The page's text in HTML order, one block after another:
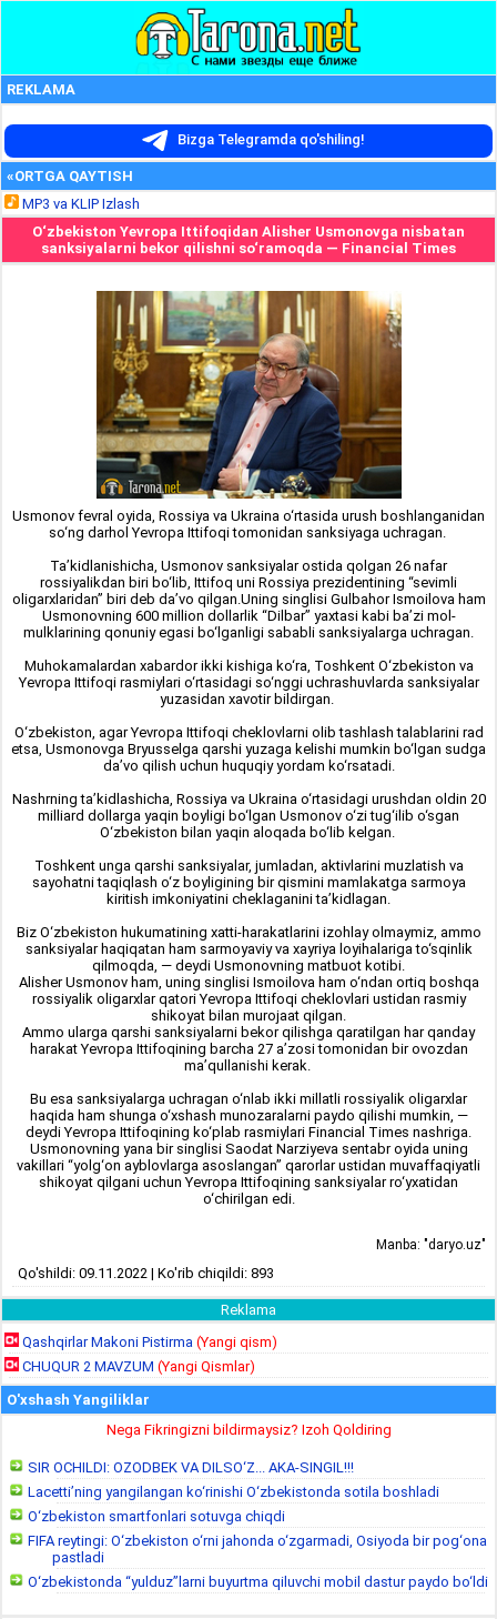
REKLAMA
Bizga Telegramda qo'shiling!
«ORTGA QAYTISH
MP3 va KLIP Izlash
O‘zbekiston Yevropa Ittifoqidan Alisher Usmonovga nisbatan
sanksiyalarni bekor qilishni so‘ramoqda — Financial Times
Usmonov fevral oyida, Rossiya va Ukraina o‘rtasida urush boshlanganidan
so‘ng darhol Yevropa Ittifoqi tomonidan sanksiyaga uchragan.
Ta’kidlanishicha, Usmonov sanksiyalar ostida qolgan 26 nafar
rossiyalikdan biri bo‘lib, Ittifoq uni Rossiya prezidentining “sevimli
oligarxlaridan” biri deb da’vo qilgan.Uning singlisi Gulbahor Ismoilova ham
Usmonovning 600 million dollarlik “Dilbar” yaxtasi kabi ba’zi mol-
mulklarining qonuniy egasi bo‘lganligi sababli sanksiyalarga uchragan.
Muhokamalardan xabardor ikki kishiga ko‘ra, Toshkent O‘zbekiston va
Yevropa Ittifoqi rasmiylari o‘rtasidagi so‘nggi uchrashuvlarda sanksiyalar
yuzasidan xavotir bildirgan.
O‘zbekiston, agar Yevropa Ittifoqi cheklovlarni olib tashlash talablarini rad
etsa, Usmonovga Bryusselga qarshi yuzaga kelishi mumkin bo‘lgan sudga
da’vo qilish uchun huquqiy yordam ko‘rsatadi.
Nashrning ta’kidlashicha, Rossiya va Ukraina o‘rtasidagi urushdan oldin 20
milliard dollarga yaqin boyligi bo‘lgan Usmonov o‘zi tug‘ilib o‘sgan
O‘zbekiston bilan yaqin aloqada bo‘lib kelgan.
Toshkent unga qarshi sanksiyalar, jumladan, aktivlarini muzlatish va
sayohatni taqiqlash o‘z boyligining bir qismini mamlakatga sarmoya
kiritish imkoniyatini cheklaganini ta’kidlagan.
Biz O‘zbekiston hukumatining xatti-harakatlarini izohlay olmaymiz, ammo
sanksiyalar haqiqatan ham sarmoyaviy va xayriya loyihalariga to‘sqinlik
qilmoqda, — deydi Usmonovning matbuot kotibi.
Alisher Usmonov ham, uning singlisi Ismoilova ham o‘ndan ortiq boshqa
rossiyalik oligarxlar qatori Yevropa Ittifoqi cheklovlari ustidan rasmiy
shikoyat bilan murojaat qilgan.
Ammo ularga qarshi sanksiyalarni bekor qilishga qaratilgan har qanday
harakat Yevropa Ittifoqining barcha 27 a’zosi tomonidan bir ovozdan
ma’qullanishi kerak.
Bu esa sanksiyalarga uchragan o‘nlab ikki millatli rossiyalik oligarxlar
haqida ham shunga o‘xshash munozaralarni paydo qilishi mumkin, —
deydi Yevropa Ittifoqining ko‘plab rasmiylari Financial Times nashriga.
Usmonovning yana bir singlisi Saodat Narziyeva sentabr oyida uning
vakillari “yolg‘on ayblovlarga asoslangan” qarorlar ustidan muvaffaqiyatli
shikoyat qilgani uchun Yevropa Ittifoqining sanksiyalar ro‘yxatidan
o‘chirilgan edi.
Manba: "daryo.uz"
Qo'shildi: 09.11.2022 | Ko'rib chiqildi: 893
Reklama
Qashqirlar Makoni Pistirma (Yangi qism)
CHUQUR 2 MAVZUM (Yangi Qismlar)
O'xshash Yangiliklar
Nega Fikringizni bildirmaysiz? Izoh Qoldiring
SIR OCHILDI: OZODBEK VA DILSO‘Z... AKA-SINGIL!!!
Lacetti’ning yangilangan ko‘rinishi O‘zbekistonda sotila boshladi
O‘zbekiston smartfonlari sotuvga chiqdi
FIFA reytingi: O‘zbekiston o‘rni jahonda o‘zgarmadi, Osiyoda bir pog‘ona
pastladi
O‘zbekistonda “yulduz”larni buyurtma qiluvchi mobil dastur paydo bo‘ldi